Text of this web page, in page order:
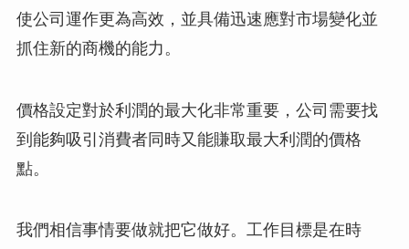
使公司運作更為高效，並具備迅速應對市場變化並
抓住新的商機的能力。
價格設定對於利潤的最大化非常重要，公司需要找
到能夠吸引消費者同時又能賺取最大利潤的價格
點。
我們相信事情要做就把它做好。工作目標是在時